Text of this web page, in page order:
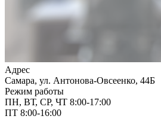
Адрес
Самара, ул. Антонова-Овсеенко, 44Б
Режим работы
ПН, ВТ, СР, ЧТ 8:00-17:00
ПТ 8:00-16:00